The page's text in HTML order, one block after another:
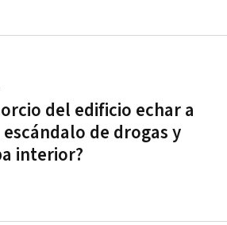
del edificio echar a
de drogas y
interior?